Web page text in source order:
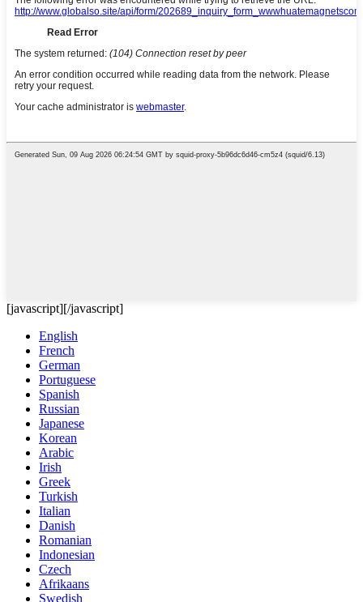
[javascript][/javascript]
English
French
German
Portuguese
Spanish
Russian
Japanese
Korean
Arabic
Irish
Greek
Turkish
Italian
Danish
Romanian
Indonesian
Czech
Afrikaans
Swedish